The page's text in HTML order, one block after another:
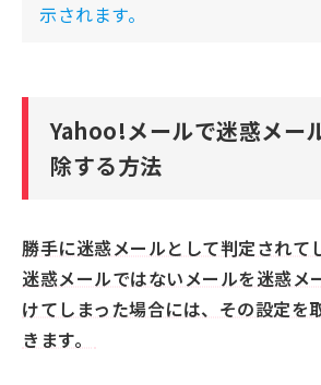
示されます。
Yahoo!メールで迷惑メー
除する方法
勝手に迷惑メールとして判定されて
迷惑メールではないメールを迷惑メ
けてしまった場合には、その設定を
きます。